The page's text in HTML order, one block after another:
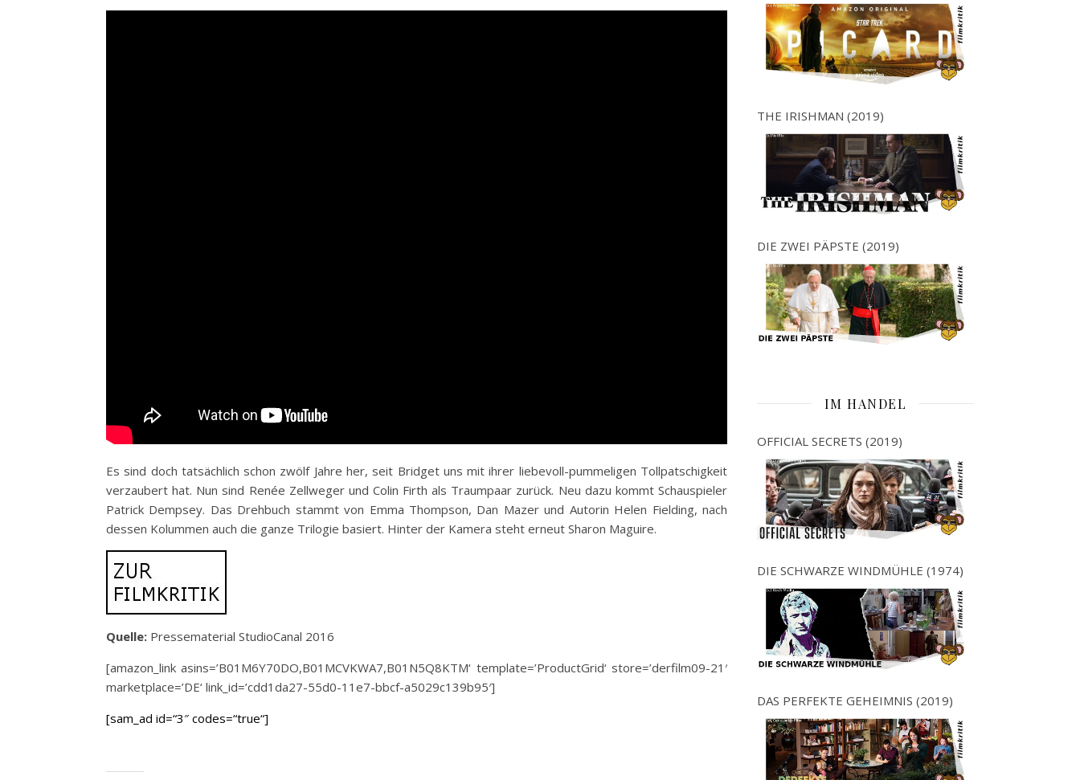
Es sind doch tatsächlich schon zwölf Jahre her, seit Bridget uns mit ihrer liebevoll-pummeligen Tollpatschigkeit
verzaubert hat. Nun sind Renée Zellweger und Colin Firth als Traumpaar zurück. Neu dazu kommt Schauspieler
Patrick Dempsey. Das Drehbuch stammt von Emma Thompson, Dan Mazer und Autorin Helen Fielding, nach
dessen Kolummen auch die ganze Trilogie basiert. Hinter der Kamera steht erneut Sharon Maguire.
Quelle: Pressematerial StudioCanal 2016
[amazon_link asins=’B01M6Y70DO,B01MCVKWA7,B01N5Q8KTM‘ template=’ProductGrid‘ store=’derfilm09-21′
marketplace=’DE‘ link_id=’cdd1da27-55d0-11e7-bbcf-a5029c139b95′]
[sam_ad id=“3″ codes=“true“]
THE IRISHMAN (2019)
DIE ZWEI PÄPSTE (2019)
IM HANDEL
OFFICIAL SECRETS (2019)
DIE SCHWARZE WINDMÜHLE (1974)
DAS PERFEKTE GEHEIMNIS (2019)